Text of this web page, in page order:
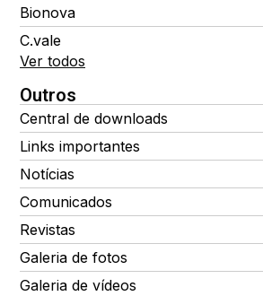
Bionova
C.vale
Ver todos
Outros
Central de downloads
Links importantes
Notícias
Comunicados
Revistas
Galeria de fotos
Galeria de vídeos